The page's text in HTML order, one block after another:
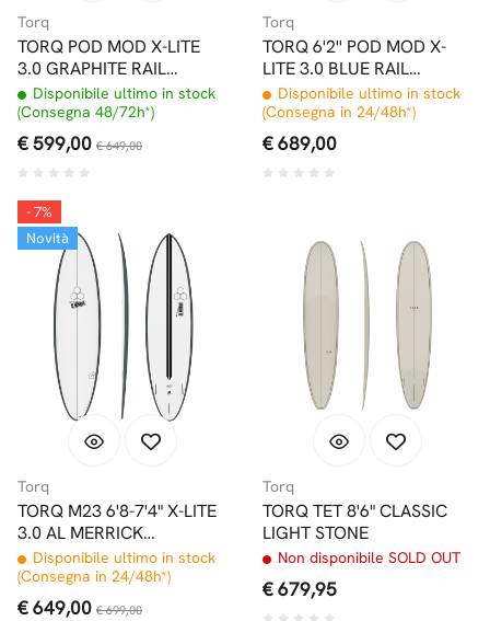
Torq
TORQ POD MOD X-LITE
3.0 GRAPHITE RAIL
PINLINE FUTURES
Disponibile ultimo in stock
(Consegna 48/72h*)
€ 599,00 € 649,00
Torq
TORQ 6'2'' POD MOD X-
LITE 3.0 BLUE RAIL
PINLINE FUTURES
Disponibile ultimo in stock
(Consegna in 24/48h*)
€ 689,00
- 7%
Novità
Torq
TORQ M23 6'8-7'4" X-LITE
3.0 AL MERRICK
GRAPHITE PINLINE
FUTURES
Disponibile ultimo in stock
(Consegna in 24/48h*)
€ 649,00 € 699,00
Torq
TORQ TET 8'6" CLASSIC
LIGHT STONE
Non disponibile SOLD OUT
€ 679,95